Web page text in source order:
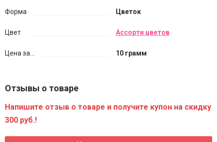
Форма Цветок
Цвет Ассорти цветов
Цена за... 10 грамм
Отзывы о товаре
Напишите отзыв о товаре и получите купон на скидку
300 руб.!